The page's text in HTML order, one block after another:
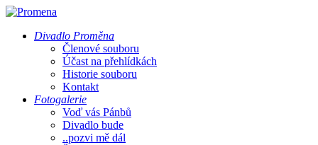
Divadlo Proměna
Členové souboru
Účast na přehlídkách
Historie souboru
Kontakt
Fotogalerie
Voď vás Pánbů
Divadlo bude
..pozvi mě dál